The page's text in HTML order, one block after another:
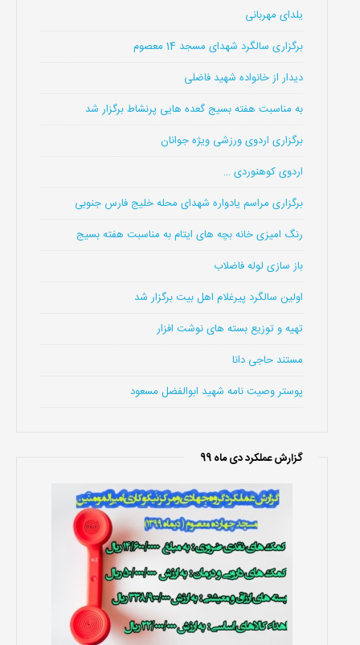
یلدای مهربانی
برگزاری سالگرد شهدای مسجد 14 معصوم
دیدار از خانواده شهید فاضلی
به مناسبت هفته بسیج گعده هایی پرنشاط برگزار شد
برگزاری اردوی ورزشی ویژه جوانان
اردوی کوهنوردی …
برگزاری مراسم یادواره شهدای محله خلیج فارس جنوبی
رنگ امیزی خانه بچه های ایتام به مناسبت هفته بسیج
باز سازی لوله فاضلاب
اولین سالگرد پیرغلام اهل بیت برگزار شد
تهیه و توزیع بسته های نوشت افزار
مستند حاجی دانا
پوستر وصیت نامه شهید ابوالفضل مسعود
گزارش عملکرد دی ماه 99